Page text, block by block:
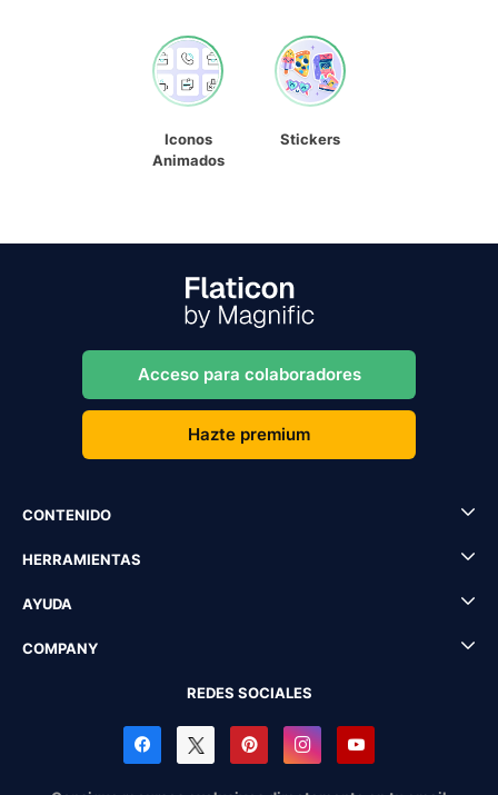
Iconos
Animados
Stickers
Acceso para colaboradores
Hazte premium
CONTENIDO
HERRAMIENTAS
AYUDA
COMPANY
REDES SOCIALES